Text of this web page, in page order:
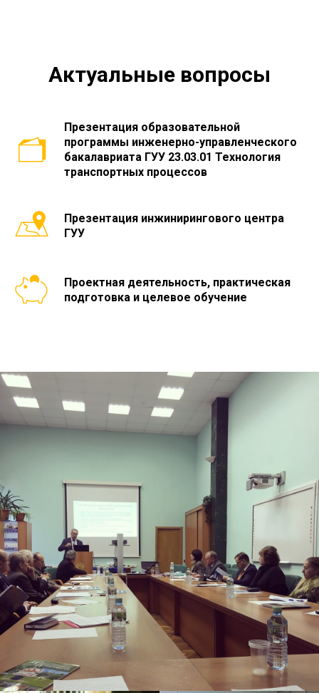
Актуальные вопросы
Презентация образовательной
программы инженерно-управленческого
бакалавриата ГУУ 23.03.01 Технология
транспортных процессов
Презентация инжинирингового центра
ГУУ
Проектная деятельность, практическая
подготовка и целевое обучение